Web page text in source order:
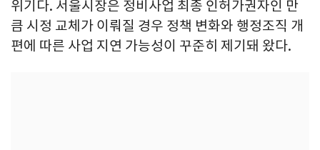
위기다. 서울시장은 정비사업 최종 인허가권자인 만
큼 시정 교체가 이뤄질 경우 정책 변화와 행정조직 개
편에 따른 사업 지연 가능성이 꾸준히 제기돼 왔다.